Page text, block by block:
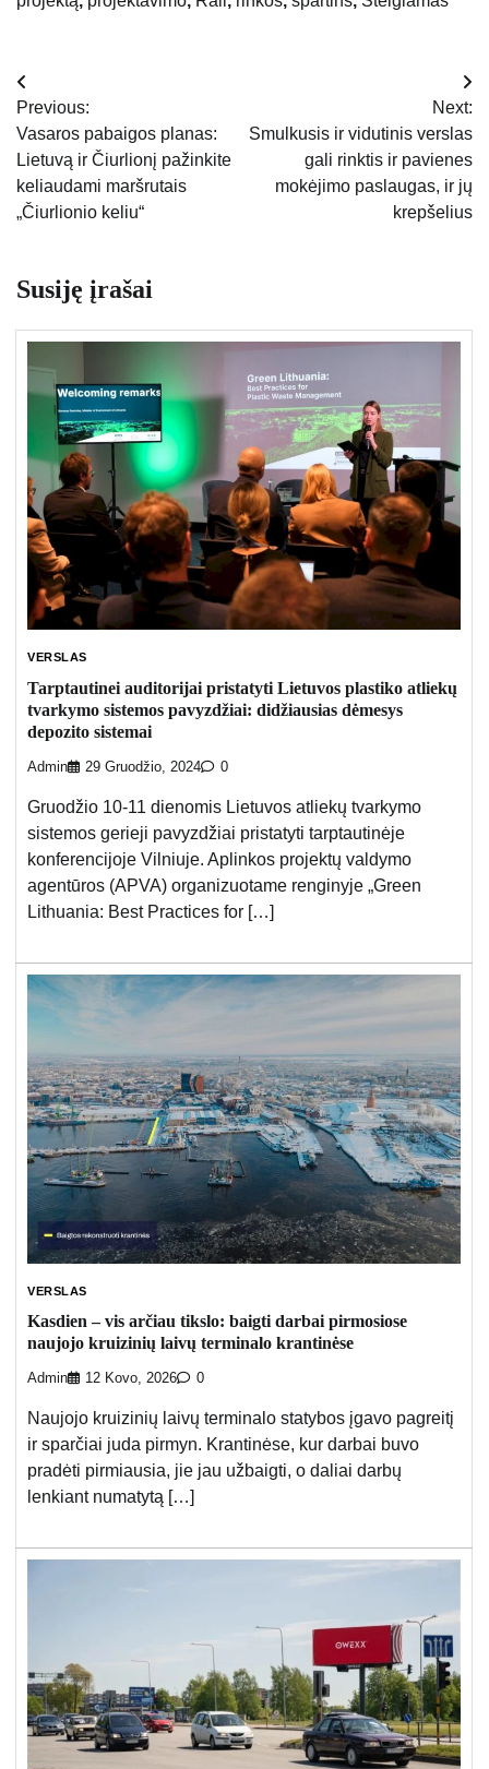
Navigacija
tarp
įrašų
Previous:
Vasaros pabaigos planas:
Lietuvą ir Čiurlionį pažinkite
keliaudami maršrutais
„Čiurlionio keliu“
Next:
Smulkusis ir vidutinis verslas
gali rinktis ir pavienes
mokėjimo paslaugas, ir jų
krepšelius
Susiję įrašai
VERSLAS
Tarptautinei auditorijai pristatyti Lietuvos plastiko atliekų
tvarkymo sistemos pavyzdžiai: didžiausias dėmesys
depozito sistemai
Admin 29 Gruodžio, 2024 0
Gruodžio 10-11 dienomis Lietuvos atliekų tvarkymo
sistemos gerieji pavyzdžiai pristatyti tarptautinėje
konferencijoje Vilniuje. Aplinkos projektų valdymo
agentūros (APVA) organizuotame renginyje „Green
Lithuania: Best Practices for […]
VERSLAS
Kasdien – vis arčiau tikslo: baigti darbai pirmosiose
naujojo kruizinių laivų terminalo krantinėse
Admin 12 Kovo, 2026 0
Naujojo kruizinių laivų terminalo statybos įgavo pagreitį
ir sparčiai juda pirmyn. Krantinėse, kur darbai buvo
pradėti pirmiausia, jie jau užbaigti, o daliai darbų
lenkiant numatytą […]